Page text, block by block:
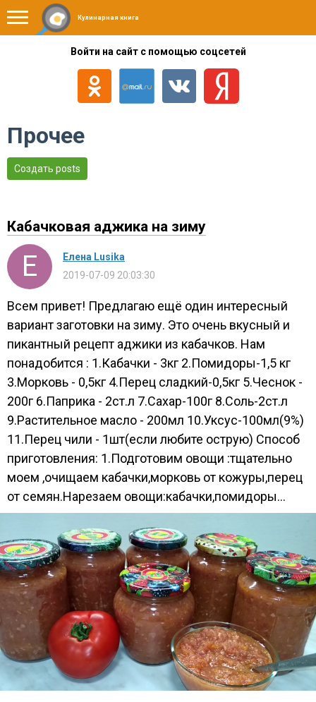
Кулинарная книга
Войти на сайт с помощью соцсетей
Прочее
Создать posts
Кабачковая аджика на зиму
Елена Lusika
2019-07-09 20:03:30
Всем привет! Предлагаю ещё один интересный
вариант заготовки на зиму. Это очень вкусный и
пикантный рецепт аджики из кабачков. Нам
понадобится : 1.Кабачки - 3кг 2.Помидоры-1,5 кг
3.Морковь - 0,5кг 4.Перец сладкий-0,5кг 5.Чеснок -
200г 6.Паприка - 2ст.л 7.Сахар-100г 8.Соль-2ст.л
9.Растительное масло - 200мл 10.Уксус-100мл(9%)
11.Перец чили - 1шт(если любите острую) Способ
приготовления: 1.Подготовим овощи :тщательно
моем ,очищаем кабачки,морковь от кожуры,перец
от семян.Нарезаем овощи:кабачки,помидоры...